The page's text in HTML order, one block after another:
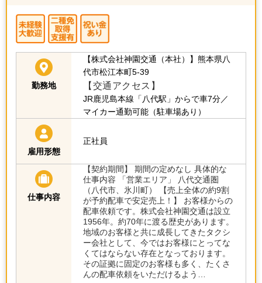
勤務地
【株式会社神園交通（本社）】熊本県八
代市松江本町5-39
【交通アクセス】
JR鹿児島本線「八代駅」からで車7分／
マイカー通勤可能（駐車場あり）
雇用形態
正社員
仕事内容
【契約期間】 期間の定めなし 具体的な
仕事内容 「営業エリア」 八代交通圏
（八代市、氷川町） 【売上全体の約9割
が予約配車で安定売上！】 お客様からの
配車依頼です。株式会社神園交通は設立
1956年。約70年に渡る歴史があります。
地域のお客様と共に成長してきたタクシ
ー会社として、今ではお客様にとってな
くてはならない存在となっております。
その証拠に固定のお客様も多く、たくさ
んの配車依頼をいただけるよう…